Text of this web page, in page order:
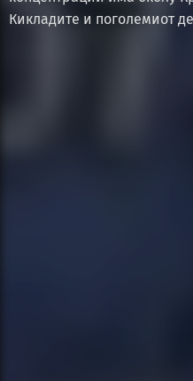
Кикладите и поголемиот